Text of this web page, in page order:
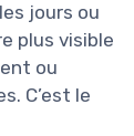
jours ou
plus visible
ou
C’est le